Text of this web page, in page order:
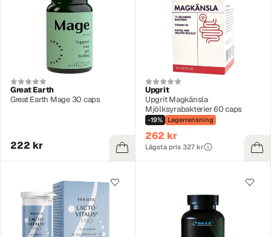
Great Earth
Great Earth Mage 30 caps
222 kr
Upgrit
Upgrit Magkänsla
Mjölksyrabakterier 60 caps
-19% Lagerrensning
262 kr
Lägsta pris 327 kr